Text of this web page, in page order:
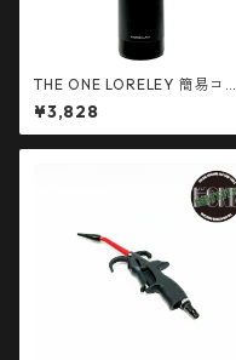
THE ONE LORELEY 簡易コー
ティング剤 500ml
¥3,828